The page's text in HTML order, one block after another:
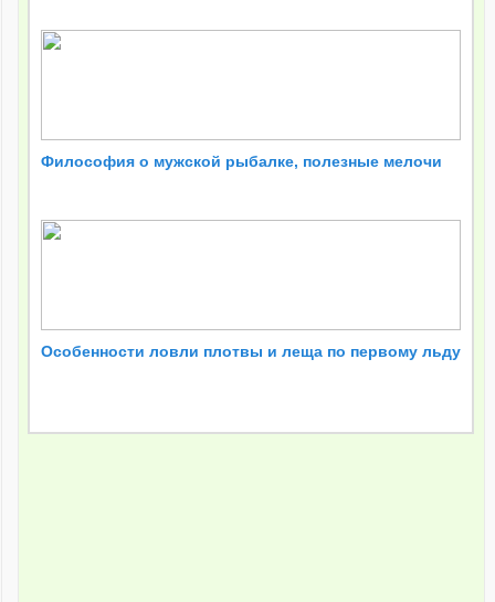
Философия о мужской рыбалке, полезные мелочи
Особенности ловли плотвы и леща по первому льду